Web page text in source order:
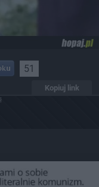
51
Kopiuj link